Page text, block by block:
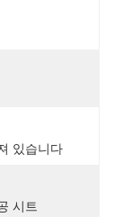
있습니다
시트